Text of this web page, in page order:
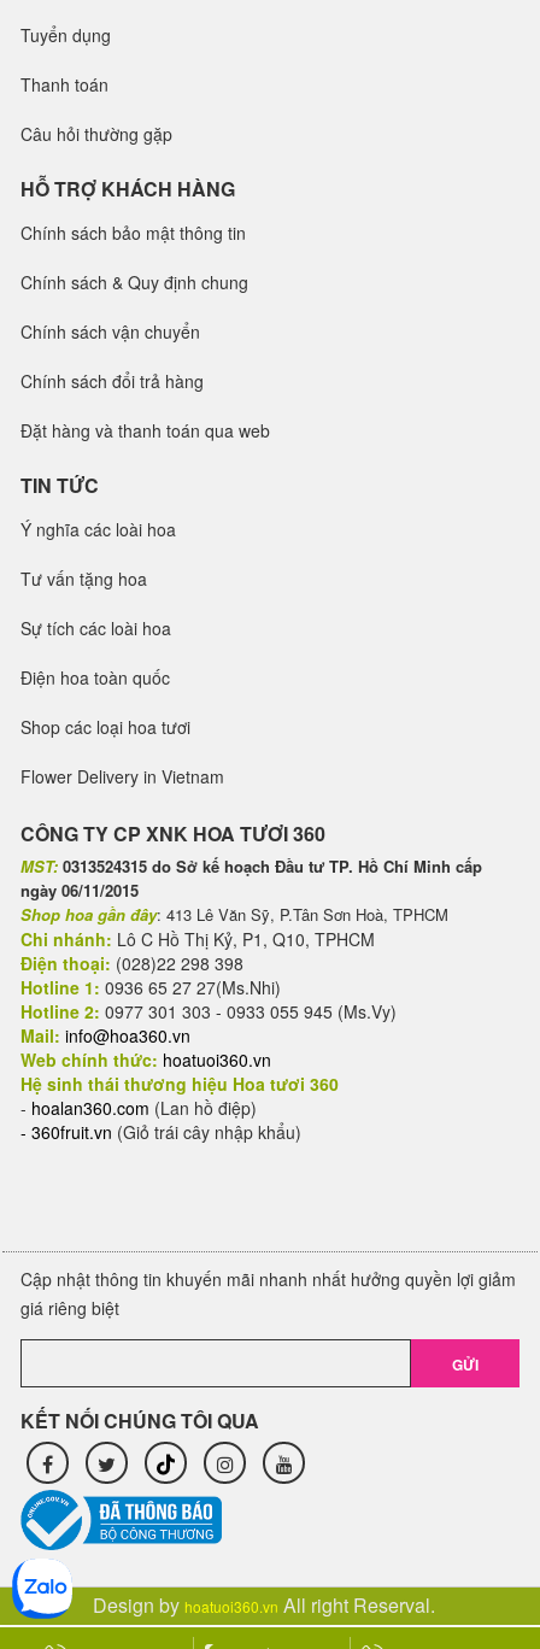
Tuyển dụng
Thanh toán
Câu hỏi thường gặp
HỖ TRỢ KHÁCH HÀNG
Chính sách bảo mật thông tin
Chính sách & Quy định chung
Chính sách vận chuyển
Chính sách đổi trả hàng
Đặt hàng và thanh toán qua web
TIN TỨC
Ý nghĩa các loài hoa
Tư vấn tặng hoa
Sự tích các loài hoa
Điện hoa toàn quốc
Shop các loại hoa tươi
Flower Delivery in Vietnam
CÔNG TY CP XNK HOA TƯƠI 360
MST: 0313524315 do Sở kế hoạch Đầu tư TP. Hồ Chí Minh cấp
ngày 06/11/2015
Shop hoa gần đây: 413 Lê Văn Sỹ, P.Tân Sơn Hoà, TPHCM
Chi nhánh: Lô C Hồ Thị Kỷ, P1, Q10, TPHCM
Điện thoại: (028)22 298 398
Hotline 1: 0936 65 27 27(Ms.Nhi)
Hotline 2: 0977 301 303 - 0933 055 945 (Ms.Vy)
Mail: info@hoa360.vn
Web chính thức: hoatuoi360.vn
Hệ sinh thái thương hiệu Hoa tươi 360
- hoalan360.com (Lan hồ điệp)
- 360fruit.vn (Giỏ trái cây nhập khẩu)
Cập nhật thông tin khuyến mãi nhanh nhất hưởng quyền lợi giảm
giá riêng biệt
GỬI
KẾT NỐI CHÚNG TÔI QUA
Design by hoatuoi360.vn All right Reserval.